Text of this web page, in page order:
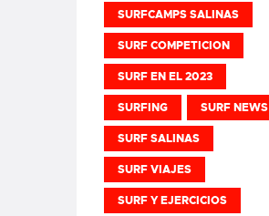
SURFCAMPS SALINAS
SURF COMPETICION
SURF EN EL 2023
SURFING SURF NEWS
SURF SALINAS
SURF VIAJES
SURF Y EJERCICIOS